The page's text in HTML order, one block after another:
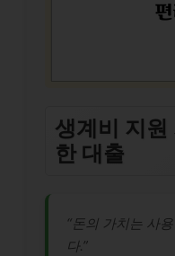
생계비 지원
한 대출
“돈의 가치는 사
다.”